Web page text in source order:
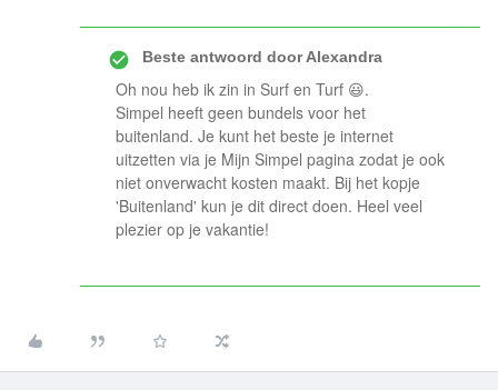
Beste antwoord doorAlexandra
Oh nou heb ik zin in Surf en Turf 😃.
Simpel heeft geen bundels voor het
buitenland. Je kunt het beste je internet
uitzetten via je Mijn Simpel pagina zodat je ook
niet onverwacht kosten maakt. Bij het kopje
'Buitenland' kun je dit direct doen. Heel veel
plezier op je vakantie!